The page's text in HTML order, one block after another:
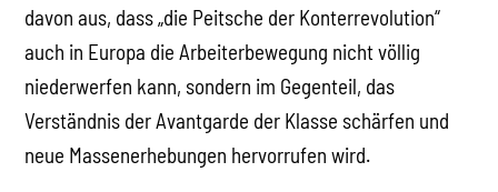
davon aus, dass „die Peitsche der Konterrevolution“
auch in Europa die Arbeiterbewegung nicht völlig
niederwerfen kann, sondern im Gegenteil, das
Verständnis der Avantgarde der Klasse schärfen und
neue Massenerhebungen hervorrufen wird.